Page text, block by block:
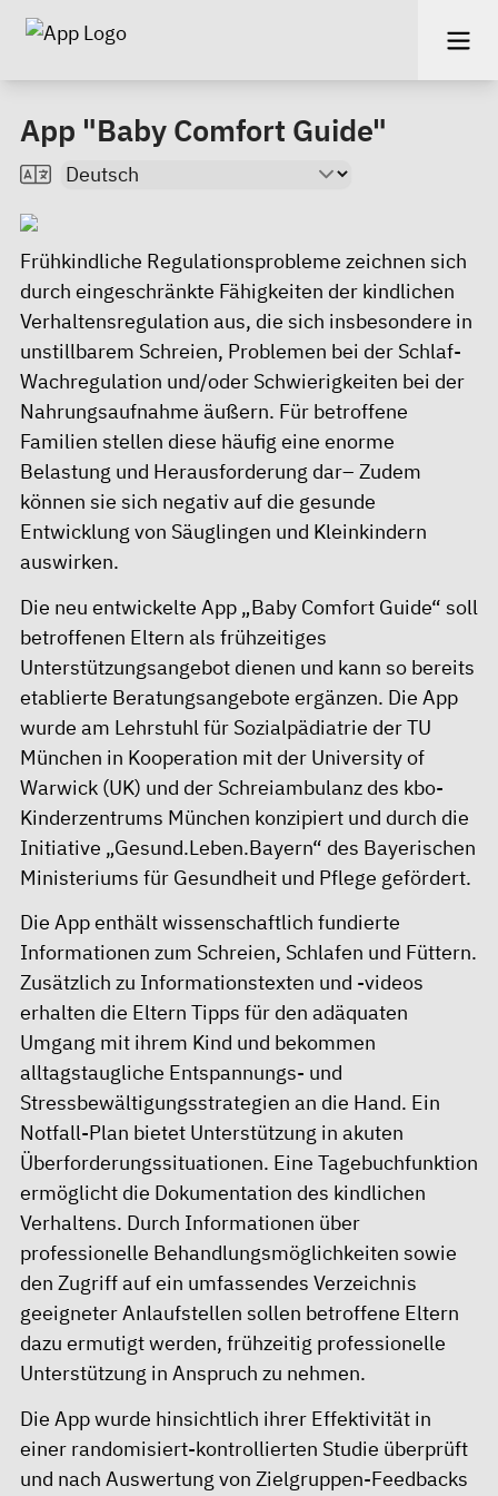
App "Baby Comfort Guide"
Frühkindliche Regulationsprobleme zeichnen sich
durch eingeschränkte Fähigkeiten der kindlichen
Verhaltensregulation aus, die sich insbesondere in
unstillbarem Schreien, Problemen bei der Schlaf-
Wachregulation und/oder Schwierigkeiten bei der
Nahrungsaufnahme äußern. Für betroffene
Familien stellen diese häufig eine enorme
Belastung und Herausforderung dar– Zudem
können sie sich negativ auf die gesunde
Entwicklung von Säuglingen und Kleinkindern
auswirken.
Die neu entwickelte App „Baby Comfort Guide“ soll
betroffenen Eltern als frühzeitiges
Unterstützungsangebot dienen und kann so bereits
etablierte Beratungsangebote ergänzen. Die App
wurde am Lehrstuhl für Sozialpädiatrie der TU
München in Kooperation mit der University of
Warwick (UK) und der Schreiambulanz des kbo-
Kinderzentrums München konzipiert und durch die
Initiative „Gesund.Leben.Bayern“ des Bayerischen
Ministeriums für Gesundheit und Pflege gefördert.
Die App enthält wissenschaftlich fundierte
Informationen zum Schreien, Schlafen und Füttern.
Zusätzlich zu Informationstexten und -videos
erhalten die Eltern Tipps für den adäquaten
Umgang mit ihrem Kind und bekommen
alltagstaugliche Entspannungs- und
Stressbewältigungsstrategien an die Hand. Ein
Notfall-Plan bietet Unterstützung in akuten
Überforderungssituationen. Eine Tagebuchfunktion
ermöglicht die Dokumentation des kindlichen
Verhaltens. Durch Informationen über
professionelle Behandlungsmöglichkeiten sowie
den Zugriff auf ein umfassendes Verzeichnis
geeigneter Anlaufstellen sollen betroffene Eltern
dazu ermutigt werden, frühzeitig professionelle
Unterstützung in Anspruch zu nehmen.
Die App wurde hinsichtlich ihrer Effektivität in
einer randomisiert-kontrollierten Studie überprüft
und nach Auswertung von Zielgruppen-Feedbacks